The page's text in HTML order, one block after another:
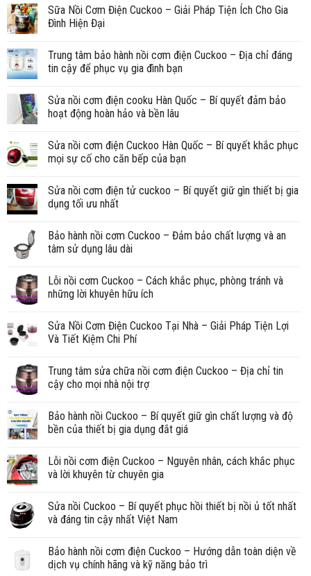
Sữa Nồi Cơm Điện Cuckoo – Giải Pháp Tiện Ích Cho Gia
Đình Hiện Đại
Trung tâm bảo hành nồi cơm điện Cuckoo – Địa chỉ đáng
tin cậy để phục vụ gia đình bạn
Sửa nồi cơm điện cooku Hàn Quốc – Bí quyết đảm bảo
hoạt động hoàn hảo và bền lâu
Sửa nồi cơm điện Cuckoo Hàn Quốc – Bí quyết khắc phục
mọi sự cố cho căn bếp của bạn
Sửa nồi cơm điện tử cuckoo – Bí quyết giữ gìn thiết bị gia
dụng tối ưu nhất
Bảo hành nồi cơm Cuckoo – Đảm bảo chất lượng và an
tâm sử dụng lâu dài
Lỗi nồi cơm Cuckoo – Cách khắc phục, phòng tránh và
những lời khuyên hữu ích
Sửa Nồi Cơm Điện Cuckoo Tại Nhà – Giải Pháp Tiện Lợi
Và Tiết Kiệm Chi Phí
Trung tâm sửa chữa nồi cơm điện Cuckoo – Địa chỉ tin
cậy cho mọi nhà nội trợ
Bảo hành nồi Cuckoo – Bí quyết giữ gìn chất lượng và độ
bền của thiết bị gia dụng đắt giá
Lỗi nồi cơm điện Cuckoo – Nguyên nhân, cách khắc phục
và lời khuyên từ chuyên gia
Sửa nồi Cuckoo – Bí quyết phục hồi thiết bị nồi ủ tốt nhất
và đáng tin cậy nhất Việt Nam
Bảo hành nồi cơm điện Cuckoo – Hướng dẫn toàn diện về
dịch vụ chính hãng và kỹ năng bảo trì